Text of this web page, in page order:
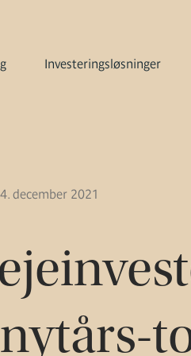
Investeringsløsninger
december 2021